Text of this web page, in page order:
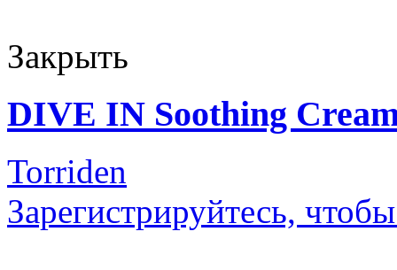
Закрыть
DIVE IN Soothing
Torriden
Зарегистрируйтесь,